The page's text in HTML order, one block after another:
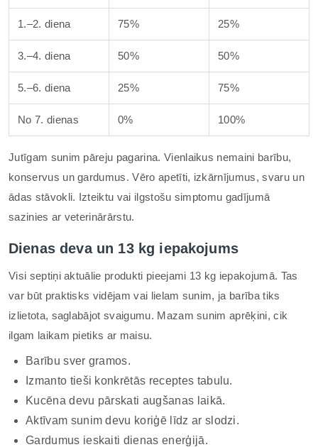
1.–2. diena 75% 25%
3.–4. diena 50% 50%
5.–6. diena 25% 75%
No 7. dienas 0% 100%
Jutīgam sunim pāreju pagarina. Vienlaikus nemaini barību,
konservus un gardumus. Vēro apetīti, izkārnījumus, svaru un
ādas stāvokli. Izteiktu vai ilgstošu simptomu gadījumā
sazinies ar veterinārārstu.
Dienas deva un 13 kg iepakojums
Visi septiņi aktuālie produkti pieejami 13 kg iepakojumā. Tas
var būt praktisks vidējam vai lielam sunim, ja barība tiks
izlietota, saglabājot svaigumu. Mazam sunim aprēķini, cik
ilgam laikam pietiks ar maisu.
Barību sver gramos.
Izmanto tieši konkrētās receptes tabulu.
Kucēna devu pārskati augšanas laikā.
Aktīvam sunim devu koriģē līdz ar slodzi.
Gardumus ieskaiti dienas enerģijā.